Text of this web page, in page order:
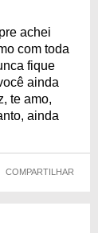
achei
com toda
fique
ainda
te amo,
ainda
COMPARTILHAR